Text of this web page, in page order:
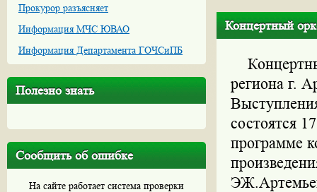
Прокурор разъясняет
Информация МЧС ЮВАО
Информация Департамента ГОЧСиПБ
Полезно знать
Сообщить об ошибке
На сайте работает система проверки
Концертный
региона г.
состоятся
программе